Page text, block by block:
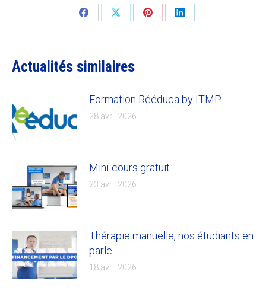
Share
Share
Share
Share
Actualités similaires
Formation Rééduca by ITMP
28 avril 2026
Mini-cours gratuit
23 avril 2026
Thérapie manuelle, nos étudiants en
parle
18 avril 2026